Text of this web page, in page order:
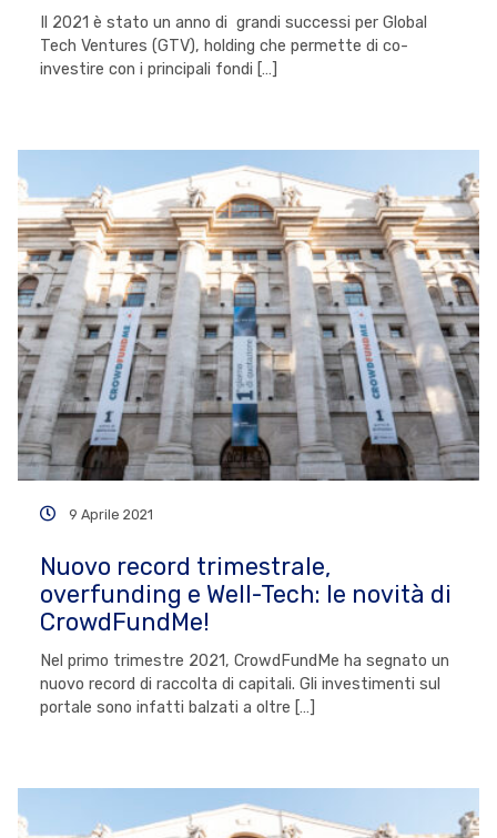
Il 2021 è stato un anno di grandi successi per Global
Tech Ventures (GTV), holding che permette di co-
investire con i principali fondi […]
9 Aprile 2021
Nuovo record trimestrale,
overfunding e Well-Tech: le novità di
CrowdFundMe!
Nel primo trimestre 2021, CrowdFundMe ha segnato un
nuovo record di raccolta di capitali. Gli investimenti sul
portale sono infatti balzati a oltre […]